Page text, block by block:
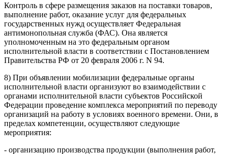
Контроль в сфере размещения заказов на поставки товаров,
выполнение работ, оказание услуг для федеральных
государственных нужд осуществляет Федеральная
антимонопольная служба (ФАС). Она является
уполномоченным на это федеральным органом
исполнительной власти в соответствии с Постановлением
Правительства РФ от 20 февраля 2006 г. N 94.
8) При объявлении мобилизации федеральные органы
исполнительной власти организуют во взаимодействии с
органами исполнительной власти субъектов Российской
Федерации проведение комплекса мероприятий по переводу
организаций на работу в условиях военного времени. Они, в
пределах компетенции, осуществляют следующие
мероприятия:
- организацию производства продукции (выполнения работ,